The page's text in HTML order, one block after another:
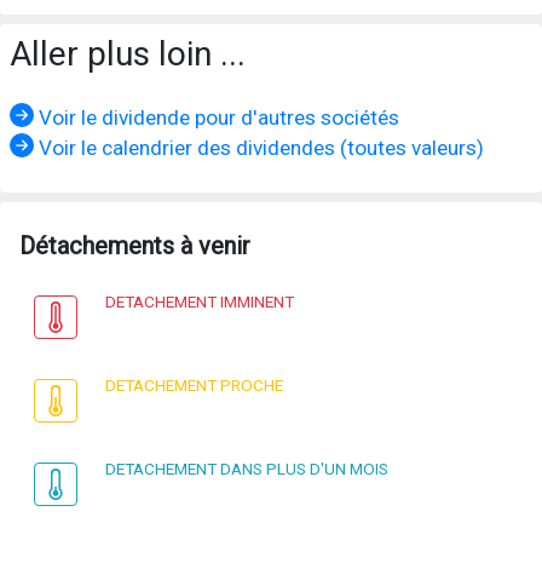
Aller plus loin ...
Voir le dividende pour d'autres sociétés
Voir le calendrier des dividendes (toutes valeurs)
Détachements à venir
DETACHEMENT IMMINENT
DETACHEMENT PROCHE
DETACHEMENT DANS PLUS D'UN MOIS